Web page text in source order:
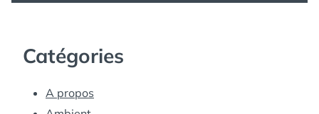
Catégories
A propos